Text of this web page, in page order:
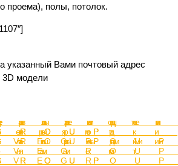
от
от
от
от
от
проема), полы, потолок.
указанный Вами почтовый адрес
3D модели